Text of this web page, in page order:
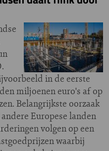
in de eerste
miljoenen euro's af op
Belangrijkste oorzaak
Europese landen
volgen op een
waarbij